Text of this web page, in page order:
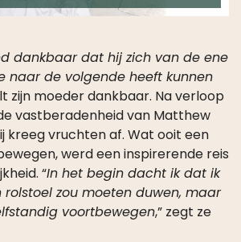
dankbaar dat hij zich van de ene
naar de volgende heeft kunnen
zijn moeder dankbaar. Na verloop
vastberadenheid van Matthew
kreeg vruchten af. Wat ooit een
werd een inspirerende reis
“In het begin dacht ik dat ik
zou moeten duwen, maar
voortbewegen,” zegt ze